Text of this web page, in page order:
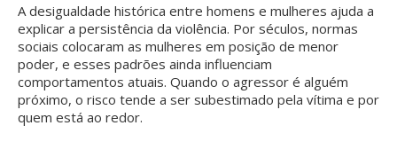
A desigualdade histórica entre homens e mulheres ajuda a
explicar a persistência da violência. Por séculos, normas
sociais colocaram as mulheres em posição de menor
poder, e esses padrões ainda influenciam
comportamentos atuais. Quando o agressor é alguém
próximo, o risco tende a ser subestimado pela vítima e por
quem está ao redor.